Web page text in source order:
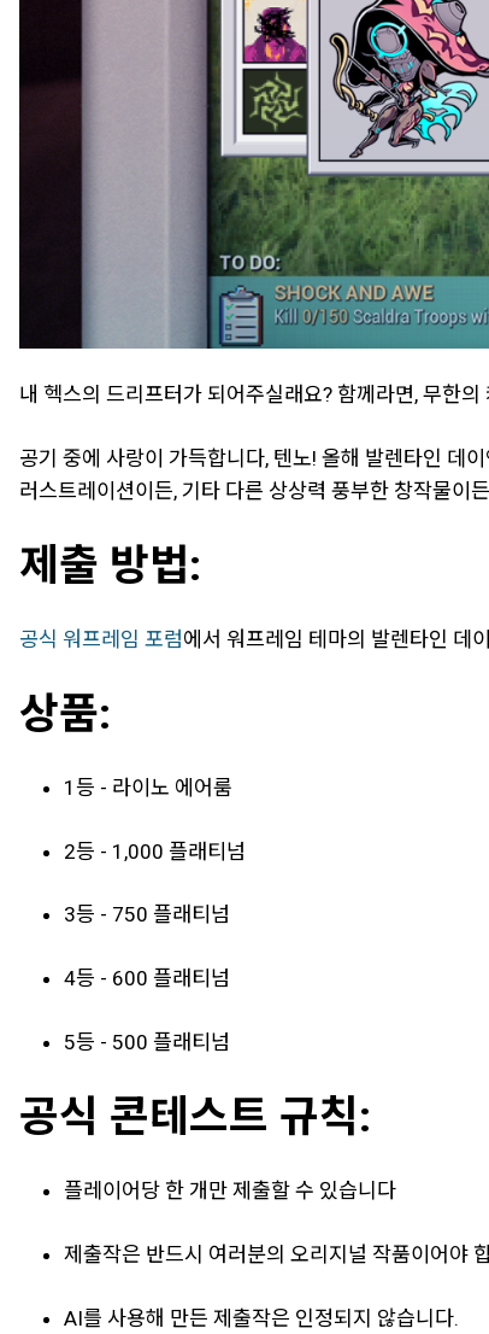
내 헥스의 드리프터가 되어주실래요? 함께라면, 무한
공기 중에 사랑이 가득합니다, 텐노! 올해 발렌타인 데
러스트레이션이든, 기타 다른 상상력 풍부한 창작물이
제출 방법:
공식 워프레임 포럼에서 워프레임 테마의 발렌타인 데
상품:
1등 - 라이노 에어룸
2등 - 1,000 플래티넘
3등 - 750 플래티넘
4등 - 600 플래티넘
5등 - 500 플래티넘
공식 콘테스트 규칙:
플레이어당 한 개만 제출할 수 있습니다
제출작은 반드시 여러분의 오리지널 작품이어야
AI를 사용해 만든 제출작은 인정되지 않습니다.